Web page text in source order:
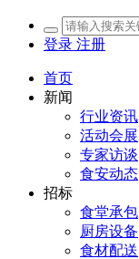
登录 注册
首页
新闻
行业资讯
活动会展
专家访谈
食安动态
招标
食堂承包
厨房设备
食材配送